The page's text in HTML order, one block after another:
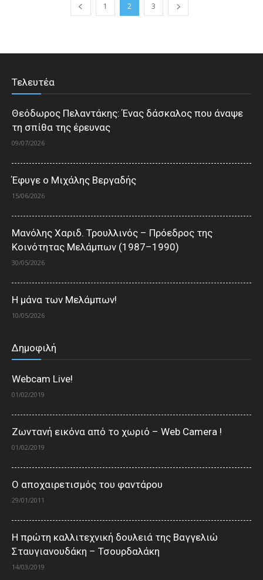
1 2 3
Τελευτέα
Θεόδωρος Πελαντάκης: Ένας δάσκαλος που άναψε
τη σπίθα της έρευνας
09/07/2026
Έφυγε ο Μιχάλης Βεργαδής
15/06/2026
Μανόλης Χαριδ. Τρουλλινός – Πρόεδρος της
Κοινότητας Μελάμπων (1987–1990)
30/05/2026
Η μάνα των Μελάμπων!
10/05/2026
Δημοφιλή
Webcam Live!
01/02/2019
Ζωντανή εικόνα από το χωριό – Web Camera !
01/02/2019
Ο αποχαιρετισμός του φαντάρου
29/01/2011
Η πρώτη καλλιτεχνική δουλειά της Βαγγελιώ
Σταυγιανουδάκη – Τσουρδαλάκη
14/03/2019